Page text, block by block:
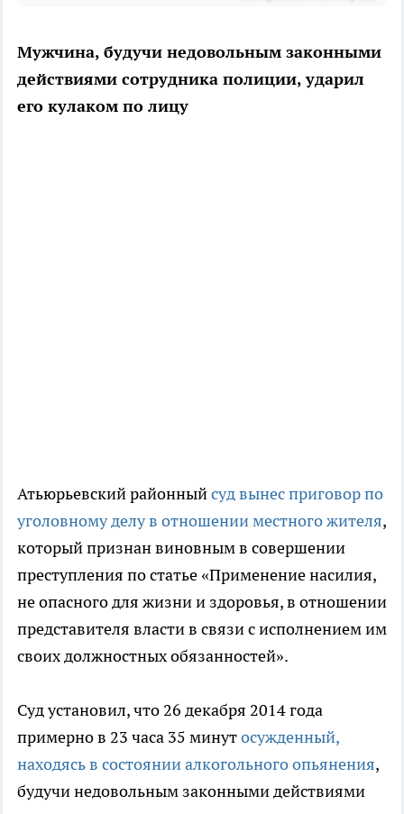
Мужчина, будучи недовольным законными
действиями сотрудника полиции, ударил
его кулаком по лицу
Атьюрьевский районныйсуд вынес приговор по
уголовному делу в отношении местного жителя,
который признан виновным в совершении
преступления по статье «Применение насилия,
не опасного для жизни и здоровья, в отношении
представителя власти в связи с исполнением им
своих должностных обязанностей».
Суд установил, что 26 декабря 2014 года
примерно в 23 часа 35 минутосужденный,
находясь в состоянии алкогольного опьянения,
будучи недовольным законными действиями